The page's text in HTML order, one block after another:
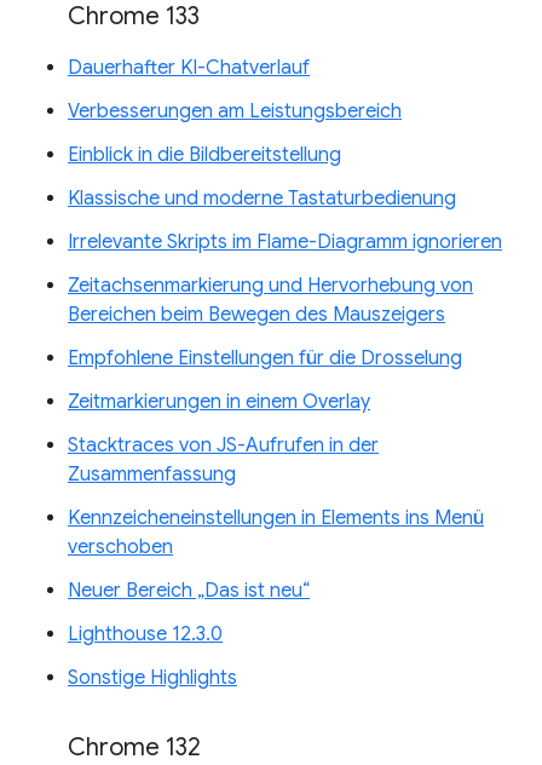
Chrome 133
Dauerhafter KI-Chatverlauf
Verbesserungen am Leistungsbereich
Einblick in die Bildbereitstellung
Klassische und moderne Tastaturbedienung
Irrelevante Skripts im Flame-Diagramm ignorieren
Zeitachsenmarkierung und Hervorhebung von
Bereichen beim Bewegen des Mauszeigers
Empfohlene Einstellungen für die Drosselung
Zeitmarkierungen in einem Overlay
Stacktraces von JS-Aufrufen in der
Zusammenfassung
Kennzeicheneinstellungen in Elements ins Menü
verschoben
Neuer Bereich „Das ist neu“
Lighthouse 12.3.0
Sonstige Highlights
Chrome 132